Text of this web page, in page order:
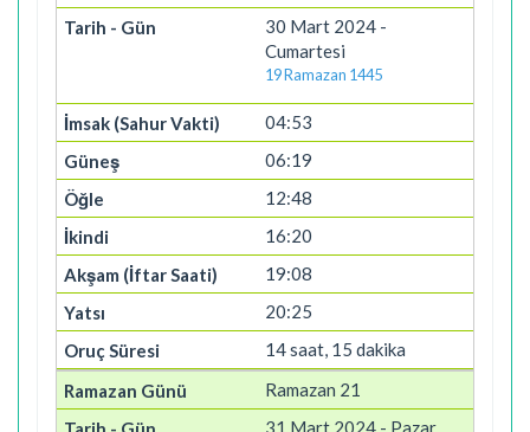
30 Mart 2024 -
Cumartesi
19 Ramazan 1445
04:53
06:19
12:48
16:20
19:08
20:25
14 saat, 15 dakika
Ramazan 21
31 Mart 2024 - Pazar